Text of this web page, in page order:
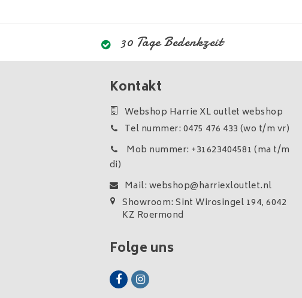
30 Tage Bedenkzeit
Kontakt
Webshop Harrie XL outlet webshop
Tel nummer: 0475 476 433 (wo t/m vr)
Mob nummer: +31623404581 (ma t/m
di)
Mail: webshop@harriexloutlet.nl
Showroom: Sint Wirosingel 194, 6042
KZ Roermond
Folge uns